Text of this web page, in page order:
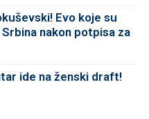
Evo koje su
nakon potpisa za
ide na ženski draft!